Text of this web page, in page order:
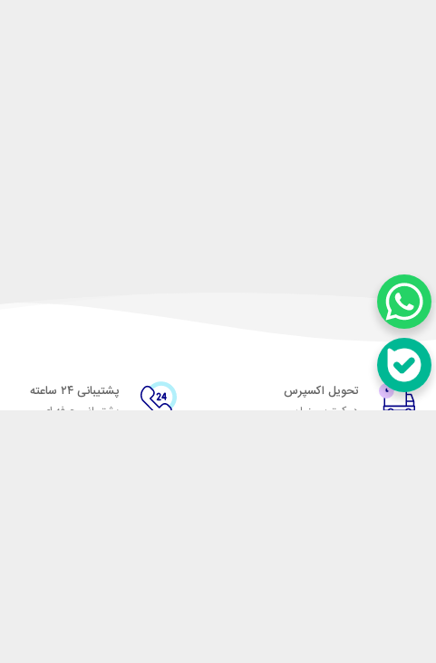
تحویل اکسپرس
در کمترین زمان
پشتیبانی ۲۴ ساعته
پشتیبانی حرفه ای